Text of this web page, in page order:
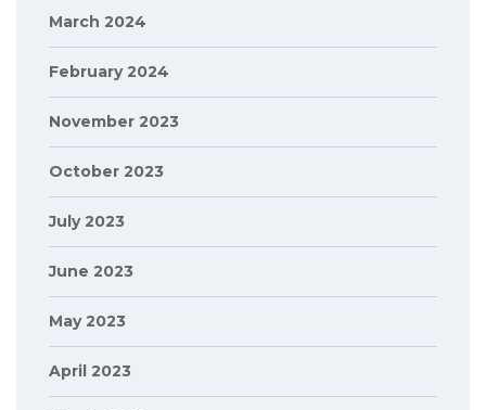
March 2024
February 2024
November 2023
October 2023
July 2023
June 2023
May 2023
April 2023